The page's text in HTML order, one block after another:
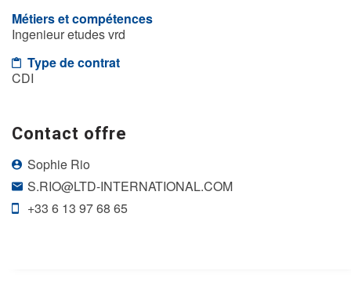
Métiers et compétences
Ingenieur etudes vrd
Type de contrat
CDI
Contact offre
Sophie Rio
S.RIO@LTD-INTERNATIONAL.COM
+33 6 13 97 68 65